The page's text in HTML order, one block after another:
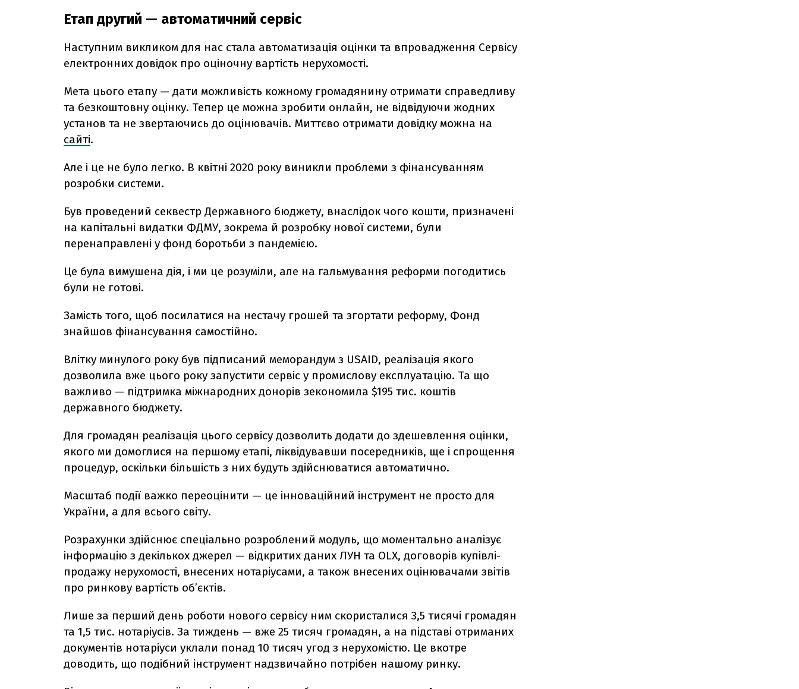
Етап другий — автоматичний сервіс
Наступним викликом для нас стала автоматизація оцінки та впровадження Сервісу
електронних довідок про оціночну вартість нерухомості.
Мета цього етапу — дати можливість кожному громадянину отримати справедливу
та безкоштовну оцінку. Тепер це можна зробити онлайн, не відвідуючи жодних
установ та не звертаючись до оцінювачів. Миттєво отримати довідку можна на
сайті.
Але і це не було легко. В квітні 2020 року виникли проблеми з фінансуванням
розробки системи.
Був проведений секвестр Державного бюджету, внаслідок чого кошти, призначені
на капітальні видатки ФДМУ, зокрема й розробку нової системи, були
перенаправлені у фонд боротьби з пандемією.
Це була вимушена дія, і ми це розуміли, але на гальмування реформи погодитись
були не готові.
Замість того, щоб посилатися на нестачу грошей та згортати реформу, Фонд
знайшов фінансування самостійно.
Влітку минулого року був підписаний меморандум з USAID, реалізація якого
дозволила вже цього року запустити сервіс у промислову експлуатацію. Та що
важливо — підтримка міжнародних донорів зекономила $195 тис. коштів
державного бюджету.
Для громадян реалізація цього сервісу дозволить додати до здешевлення оцінки,
якого ми домоглися на першому етапі, ліквідувавши посередників, ще і спрощення
процедур, оскільки більшість з них будуть здійснюватися автоматично.
Масштаб події важко переоцінити — це інноваційний інструмент не просто для
України, а для всього світу.
Розрахунки здійснює спеціально розроблений модуль, що моментально аналізує
інформацію з декількох джерел — відкритих даних ЛУН та OLX, договорів купівлі-
продажу нерухомості, внесених нотаріусами, а також внесених оцінювачами звітів
про ринкову вартість об’єктів.
Лише за перший день роботи нового сервісу ним скористалися 3,5 тисячі громадян
та 1,5 тис. нотаріусів. За тиждень — вже 25 тисяч громадян, а на підставі отриманих
документів нотаріуси уклали понад 10 тисяч угод з нерухомістю. Це вкотре
доводить, що подібний інструмент надзвичайно потрібен нашому ринку.